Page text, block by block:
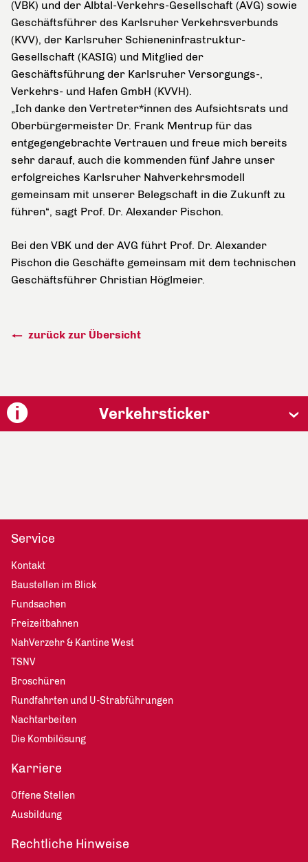
(VBK) und der Albtal-Verkehrs-Gesellschaft (AVG) sowie
Geschäftsführer des Karlsruher Verkehrsverbunds
(KVV), der Karlsruher Schieneninfrastruktur-
Gesellschaft (KASIG) und Mitglied der
Geschäftsführung der Karlsruher Versorgungs-,
Verkehrs- und Hafen GmbH (KVVH).
„Ich danke den Vertreter*innen des Aufsichtsrats und
Oberbürgermeister Dr. Frank Mentrup für das
entgegengebrachte Vertrauen und freue mich bereits
sehr darauf, auch die kommenden fünf Jahre unser
erfolgreiches Karlsruher Nahverkehrsmodell
gemeinsam mit unserer Belegschaft in die Zukunft zu
führen“, sagt Prof. Dr. Alexander Pischon.
Bei den VBK und der AVG führt Prof. Dr. Alexander
Pischon die Geschäfte gemeinsam mit dem technischen
Geschäftsführer Christian Höglmeier.
zurück zur Übersicht
Verkehrsticker
Service
Kontakt
Baustellen im Blick
Fundsachen
Freizeitbahnen
NahVerzehr & Kantine West
TSNV
Broschüren
Rundfahrten und U-Strabführungen
Nachtarbeiten
Die Kombilösung
Karriere
Offene Stellen
Ausbildung
Rechtliche Hinweise